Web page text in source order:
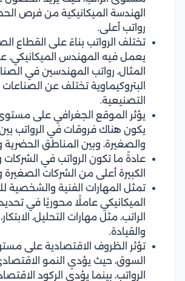
الهندسة الميكانيكية من فرص
رواتب أعلى.
تختلف الرواتب بناءً على القطاع
يعمل فيه المهندس الميكانيكي،
المثال، رواتب المهندسين في
البتروكيماوية تختلف عن
التصنيعية.
يؤثر الموقع الجغرافي على
يكون هناك فروقات في الرواتب
والصغيرة، وبين المناطق الحضرية
عادةً ما تكون الرواتب في
الكبيرة أعلى من الشركات
تمثل المهارات الفنية والشخصية
الميكانيكي عاملًا محوريًا في
الراتب، مثل مهارات التحليل،
والقيادة.
تؤثر الظروف الاقتصادية على
السوق، حيث يؤدي النمو
الرواتب، بينما يؤدي الركود